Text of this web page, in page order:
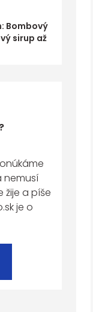
Bombový
sirup až
nemusí
žije a píše
je o